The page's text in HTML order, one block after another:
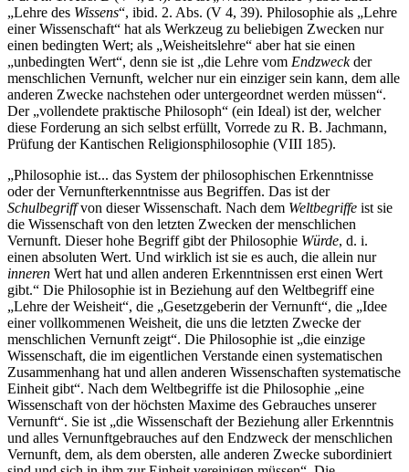
„Lehre des Wissens“, ibid. 2. Abs. (V 4, 39). Philosophie als „Lehre
einer Wissenschaft“ hat als Werkzeug zu beliebigen Zwecken nur
einen bedingten Wert; als „Weisheitslehre“ aber hat sie einen
„unbedingten Wert“, denn sie ist „die Lehre vom Endzweckder
menschlichen Vernunft, welcher nur ein einziger sein kann, dem alle
anderen Zwecke nachstehen oder untergeordnet werden müssen“.
Der „vollendete praktische Philosoph“ (ein Ideal) ist der, welcher
diese Forderung an sich selbst erfüllt, Vorrede zu R. B. Jachmann,
Prüfung der Kantischen Religionsphilosophie (VIII 185).
„Philosophie ist... das System der philosophischen Erkenntnisse
oder der Vernunfterkenntnisse aus Begriffen. Das ist der
Schulbegriffvon dieser Wissenschaft. Nach dem Weltbegriffe ist sie
die Wissenschaft von den letzten Zwecken der menschlichen
Vernunft. Dieser hohe Begriff gibt der Philosophie Würde, d. i.
einen absoluten Wert. Und wirklich ist sie es auch, die allein nur
inneren Wert hat und allen anderen Erkenntnissen erst einen Wert
gibt.“ Die Philosophie ist in Beziehung auf den Weltbegriff eine
„Lehre der Weisheit“, die „Gesetzgeberin der Vernunft“, die „Idee
einer vollkommenen Weisheit, die uns die letzten Zwecke der
menschlichen Vernunft zeigt“. Die Philosophie ist „die einzige
Wissenschaft, die im eigentlichen Verstande einen systematischen
Zusammenhang hat und allen anderen Wissenschaften systematische
Einheit gibt“. Nach dem Weltbegriffe ist die Philosophie „eine
Wissenschaft von der höchsten Maxime des Gebrauches unserer
Vernunft“. Sie ist „die Wissenschaft der Beziehung aller Erkenntnis
und alles Vernunftgebrauches auf den Endzweck der menschlichen
Vernunft, dem, als dem obersten, alle anderen Zwecke subordiniert